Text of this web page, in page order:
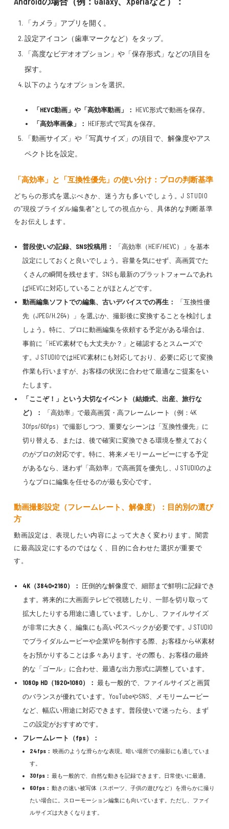
「カメラ」アプリを開く。
設定アイコン（歯車マークなど）をタップ。
「高度なビデオオプション」や「保存形式」などの項目を
探す。
以下のようなオプションを選択。
「HEVC動画」や「高効率動画」： HEVC形式で動画を保存。
「高効率画像」： HEIF形式で写真を保存。
「動画サイズ」や「写真サイズ」の項目で、解像度やアス
ペクト比を設定。
「高効率」と「互換性優先」の使い分け：プロの判断基準
どちらの形式を選ぶべきか、迷う方も多いでしょう。J STUDIO
の"現役ブライダル編集者"としての視点から、具体的な判断基準
をお伝えします。
普段使いの記録、SNS投稿用：
「高効率（HEIF/HEVC）」を基本
設定にしておくと良いでしょう。容量を気にせず、高画質でた
くさんの瞬間を残せます。SNSも最新のプラットフォームであれ
ばHEVCに対応していることがほとんどです。
動画編集ソフトでの編集、古いデバイスでの再生：
「互換性優
先（JPEG/H.264）」を選ぶか、撮影後に変換することを検討しま
しょう。特に、プロに動画編集を依頼する予定がある場合は、
事前に「HEVC素材でも大丈夫か？」と確認するとスムーズで
す。J STUDIOではHEVC素材にも対応しており、必要に応じて変換
作業も行いますが、お客様の状況に合わせて最適なご提案をい
たします。
「ここぞ！」という大切なイベント（結婚式、出産、旅行な
ど）：
「高効率」で最高画質・高フレームレート（例：4K
30fps/60fps）で撮影しつつ、重要なシーンは「互換性優先」に
切り替える、または、後で確実に変換できる環境を整えておく
のがプロの対応です。特に、将来メモリームービーにする予定
があるなら、迷わず「高効率」で高画質を優先し、J STUDIOのよ
うなプロに編集を任せるのが最も安心です。
動画撮影設定（フレームレート、解像度）：目的別の選び
方
動画設定は、表現したい内容によって大きく変わります。闇雲
に最高設定にするのではなく、目的に合わせた選択が重要で
す。
4K（3840×2160）： 圧倒的な解像度で、細部まで鮮明に記録でき
ます。将来的に大画面テレビで視聴したり、一部を切り取って
拡大したりする用途に適しています。しかし、ファイルサイズ
が非常に大きく、編集にも高いPCスペックが必要です。J STUDIO
でブライダルムービーや企業VPを制作する際、お客様から4K素材
をお預かりすることは多々あります。その際も、お客様の最終
的な「ゴール」に合わせ、最適な出力形式に調整しています。
1080p HD（1920×1080）： 最も一般的で、ファイルサイズと画質
のバランスが優れています。YouTubeやSNS、メモリームービー
など、幅広い用途に対応できます。普段使いで迷ったら、まず
この設定がおすすめです。
フレームレート（fps）：
24fps： 映画のような滑らかな表現。暗い場所での撮影にも適していま
す。
30fps： 最も一般的で、自然な動きを記録できます。日常使いに最適。
60fps： 動きの速い被写体（スポーツ、子供の遊びなど）を滑らかに撮り
たい場合に。スローモーション編集にも向いています。ただし、ファイ
ルサイズは大きくなります。